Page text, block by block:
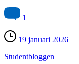
1
19 januari 2026
Student­bloggen